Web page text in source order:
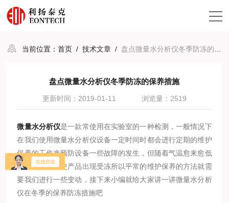
当前位置：首页 /技术文章 / 盘点微量水分析仪冬季防冻的保养措施
盘点微量水分析仪冬季防冻的保养措施
更新时间：2019-01-11 浏览量：2519
微量水分析仪是一款常使用在实验室的一种检测，一般情况下
在我们使用微量水分析仪设备一定时间时都会进行定期的维护
保养的工作来预防设备一些故障的发生，但随着气温愈来愈低
很多时候容易使产品出现受冻所以平常的维护保养的方法就需
要我们进行一些变动，接下来小编就给大家讲一讲微量水分析
仪在冬季的保养防冻措施吧